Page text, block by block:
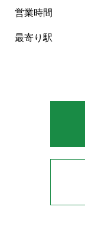
営業時間
最寄り駅